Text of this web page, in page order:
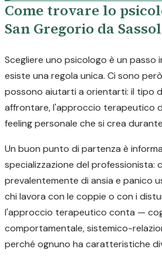
Come trovare lo
San Gregorio da
Scegliere uno psicologo è un passo
esiste una regola unica. Ci sono
possono aiutarti a orientarti: il tipo
affrontare, l'approccio terapeutico
feeling personale che si crea
Un buon punto di partenza è
specializzazione del professionista:
prevalentemente di ansia e panico
chi lavora con le coppie o con i
l'approccio terapeutico conta —
comportamentale, sistemico-
perché ognuno ha caratteristiche